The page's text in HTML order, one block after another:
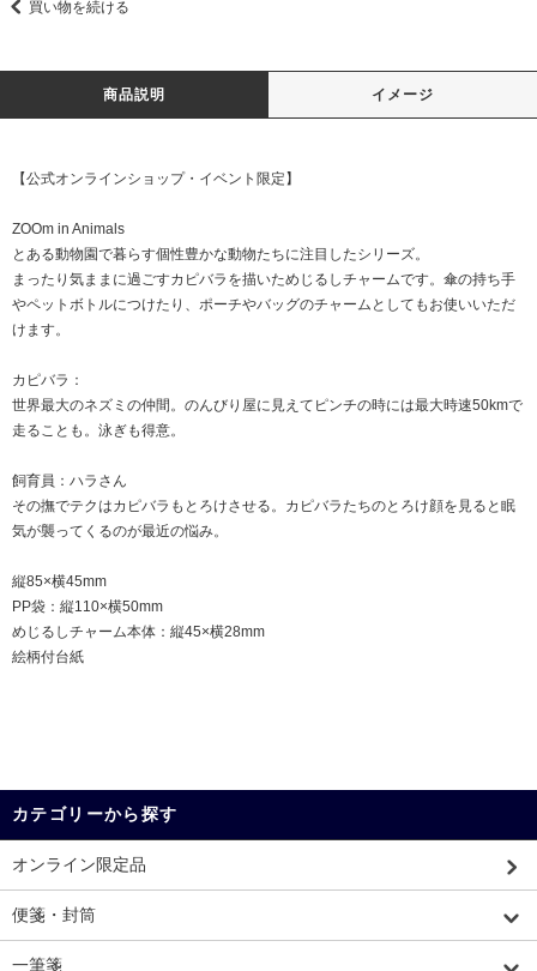
買い物を続ける
商品説明 イメージ
【公式オンラインショップ・イベント限定】
ZOOm in Animals
とある動物園で暮らす個性豊かな動物たちに注目したシリーズ。
まったり気ままに過ごすカピバラを描いためじるしチャームです。傘の持ち手
やペットボトルにつけたり、ポーチやバッグのチャームとしてもお使いいただ
けます。
カピバラ：
世界最大のネズミの仲間。のんびり屋に見えてピンチの時には最大時速50kmで
走ることも。泳ぎも得意。
飼育員：ハラさん
その撫でテクはカピバラもとろけさせる。カピバラたちのとろけ顔を見ると眠
気が襲ってくるのが最近の悩み。
縦85×横45mm
PP袋：縦110×横50mm
めじるしチャーム本体：縦45×横28mm
絵柄付台紙
カテゴリーから探す
オンライン限定品
便箋・封筒
一筆箋